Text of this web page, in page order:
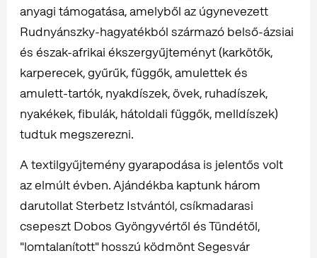
anyagi támogatása, amelyből az úgynevezett
Rudnyánszky-hagyatékból származó belső-ázsiai
és észak-afrikai ékszergyűjteményt (karkötők,
karperecek, gyűrűk, függők, amulettek és
amulett-tartók, nyakdíszek, övek, ruhadíszek,
nyakékek, fibulák, hátoldali függők, melldíszek)
tudtuk megszerezni.
A textilgyűjtemény gyarapodása is jelentős volt
az elmúlt évben. Ajándékba kaptunk három
darutollat Sterbetz Istvántól, csíkmadarasi
csepeszt Dobos Gyöngyvértől és Tündétől,
"lomtalanított" hosszú ködmönt Segesvár